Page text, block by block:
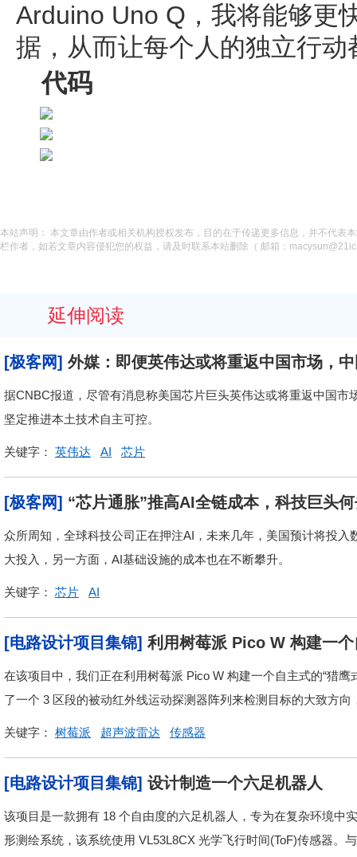
Arduino Uno Q，我将能够更
据，从而让每个人的独立行
代码
本站声明： 本文章由作者或相关机构授权发布，目的在于传递更多信息，并不代表
栏作者，如若文章内容侵犯您的权益，请及时联系本站删除（ 邮箱：
延伸阅读
[极客网] 外媒：即便英伟达或将重返中国市场，
据CNBC报道，尽管有消息称美国芯片巨头英伟达或将重返中国
坚定推进本土技术自主可控。
关键字： 英伟达 AI 芯片
[极客网] “芯片通胀”推高AI全链成本，科技巨头
众所周知，全球科技公司正在押注AI，未来几年，美国预计将投
大投入，另一方面，AI基础设施的成本也在不断攀升。
关键字： 芯片 AI
[电路设计项目集锦] 利用树莓派 Pico W 构建一
在该项目中，我们正在利用树莓派 Pico W 构建一个自主式的“猎
了一个 3 区段的被动红外线运动探测器阵列来检测目标的大致方
关键字： 树莓派 超声波雷达 传感器
[电路设计项目集锦] 设计制造一个六足机器人
该项目是一款拥有 18 个自由度的六足机器人，专为在复杂环境中
形测绘系统，该系统使用 VL53L8CX 光学飞行时间(ToF)传感器。